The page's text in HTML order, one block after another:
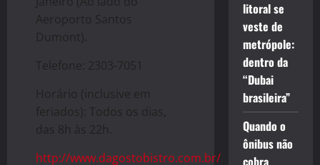
Aeroporto Santos
Dumont).
Telefone: 2303-7051
Horário (inclusive em
feriados): Todos os dias,
das 8h às 22h.
http://www.dagostobistro.com.br/
litoral se
veste de
metrópole:
dentro da
“Dubai
brasileira”
Quando o
ônibus não